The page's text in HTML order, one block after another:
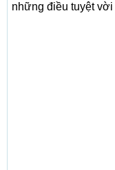
những điều tuyệt vời